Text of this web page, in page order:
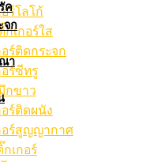
ร์โลโก้
เกอร์ใส
ร์ติดกระจก
ร์ซีทรู
กขาว
ร์ติดผนัง
อร์สูญญากาศ
เกอร์
ค
จก
า